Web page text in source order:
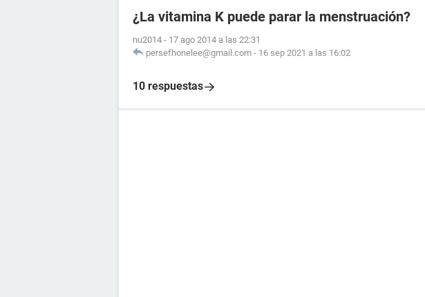
¿La vitamina K puede parar la menstruación?
nu2014 - 17 ago 2014 a las 22:31
persefhonelee@gmail.com - 16 sep 2021 a las 16:02
10 respuestas